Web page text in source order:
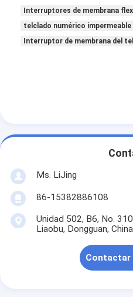
Interruptores de membrana
telclado numérico impermeable
Interruptor de membrana del
Ms. LiJing
86-15382886108
Unidad 502, B6, No.
Liaobu, Dongguan, China
Contactar